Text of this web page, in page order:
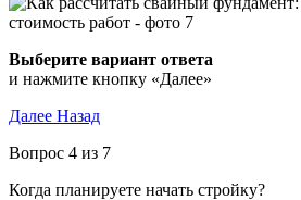
Выберите вариант ответа
и нажмите кнопку «Далее»
Далее Назад
Вопрос 4 из 7
Когда планируете начать стройку?